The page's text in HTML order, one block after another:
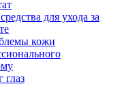
для ухода за
кожи
глаз